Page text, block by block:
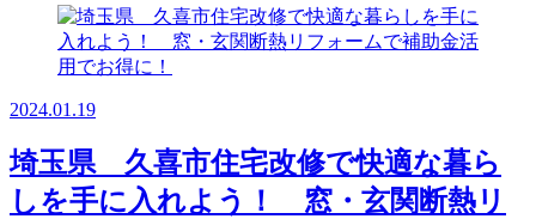
2024.01.19
埼玉県 久喜市住宅改修で快適な暮ら
しを手に入れよう！ 窓・玄関断熱リ